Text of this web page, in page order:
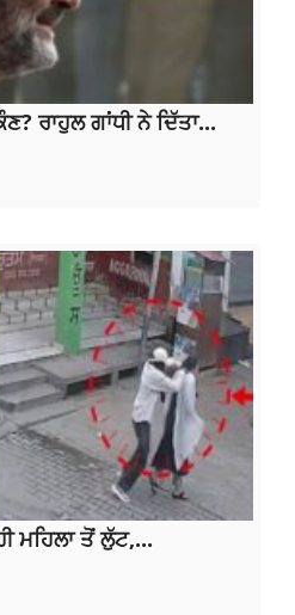
ਰਾਹੁਲ ਗਾਂਧੀ ਨੇ ਦਿੱਤਾ...
ਮਹਿਲਾ ਤੋਂ ਲੁੱਟ,...